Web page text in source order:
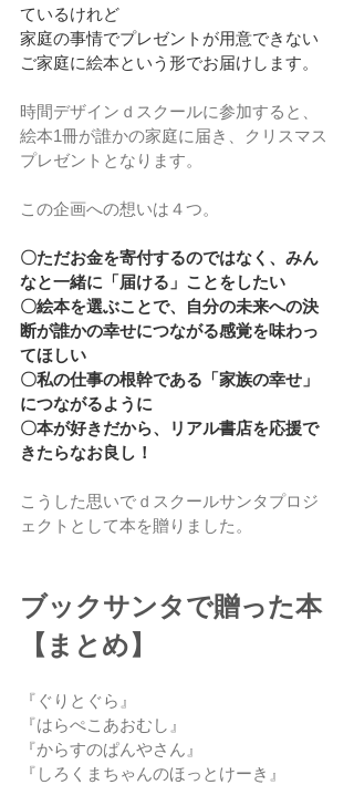
ているけれど
家庭の事情でプレゼントが用意できない
ご家庭に絵本という形でお届けします。
時間デザインｄスクールに参加すると、
絵本1冊が誰かの家庭に届き、クリスマス
プレゼントとなります。
この企画への想いは４つ。
〇ただお金を寄付するのではなく、みん
なと一緒に「届ける」ことをしたい
〇絵本を選ぶことで、自分の未来への決
断が誰かの幸せにつながる感覚を味わっ
てほしい
〇私の仕事の根幹である「家族の幸せ」
につながるように
〇本が好きだから、リアル書店を応援で
きたらなお良し！
こうした思いでｄスクールサンタプロジ
ェクトとして本を贈りました。
ブックサンタで贈った本
【まとめ】
『ぐりとぐら』
『はらぺこあおむし』
『からすのぱんやさん』
『しろくまちゃんのほっとけーき』